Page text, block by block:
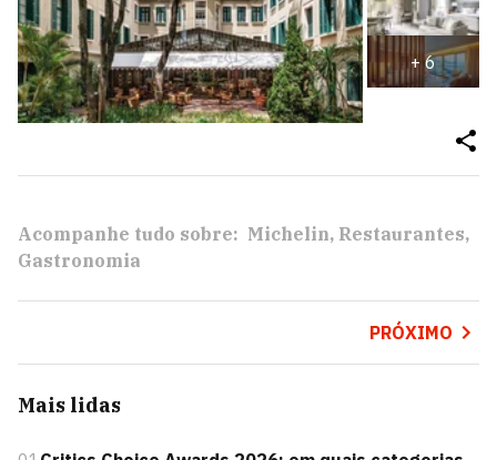
+6
Acompanhe tudo sobre: Michelin Restaurantes
Gastronomia
PRÓXIMO
Mais lidas